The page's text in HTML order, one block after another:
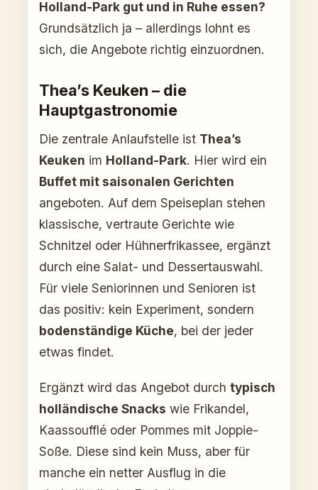
Holland-Park gut und in Ruhe essen?
Grundsätzlich ja – allerdings lohnt es
sich, die Angebote richtig einzuordnen.
Thea’s Keuken – die
Hauptgastronomie
Die zentrale Anlaufstelle ist Thea’s
Keuken im Holland-Park. Hier wird ein
Buffet mit saisonalen Gerichten
angeboten. Auf dem Speiseplan stehen
klassische, vertraute Gerichte wie
Schnitzel oder Hühnerfrikassee, ergänzt
durch eine Salat- und Dessertauswahl.
Für viele Seniorinnen und Senioren ist
das positiv: kein Experiment, sondern
bodenständige Küche, bei der jeder
etwas findet.
Ergänzt wird das Angebot durch typisch
holländische Snacks wie Frikandel,
Kaassoufflé oder Pommes mit Joppie-
Soße. Diese sind kein Muss, aber für
manche ein netter Ausflug in die